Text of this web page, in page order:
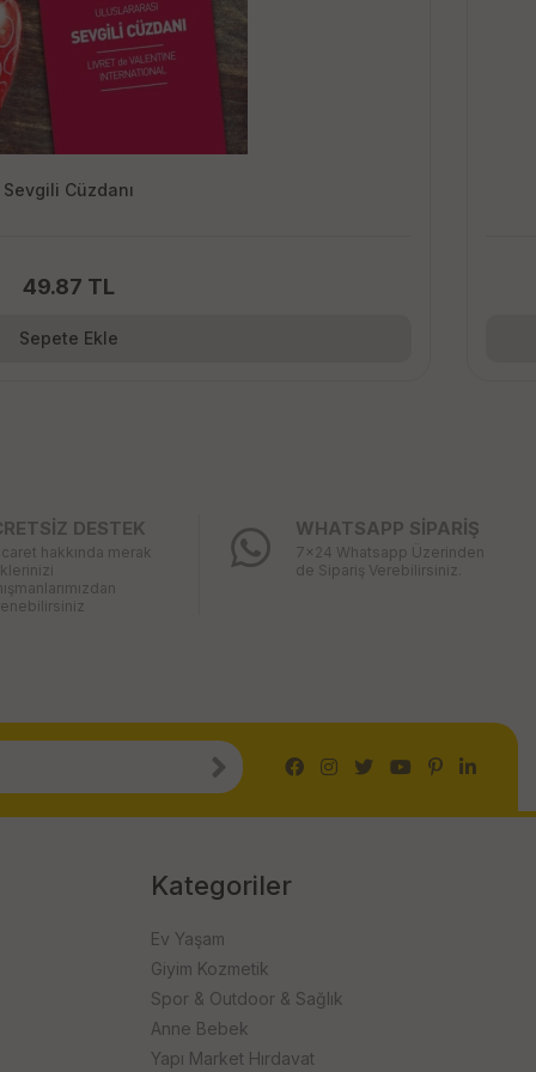
Sevgili Cüzdanı
49.87 TL
Sepete Ekle
DESTEK
hakkında merak
WHATSAPP SİPARİŞ
7x24 Whatsapp Üzerinden
de Sipariş Verebilirsiniz.
Kategoriler
Ev Yaşam
Giyim Kozmetik
Spor & Outdoor & Sağlık
Anne Bebek
Yapı Market Hırdavat